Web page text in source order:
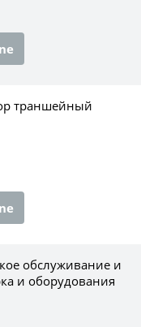
траншейный
обслуживание и
и оборудования